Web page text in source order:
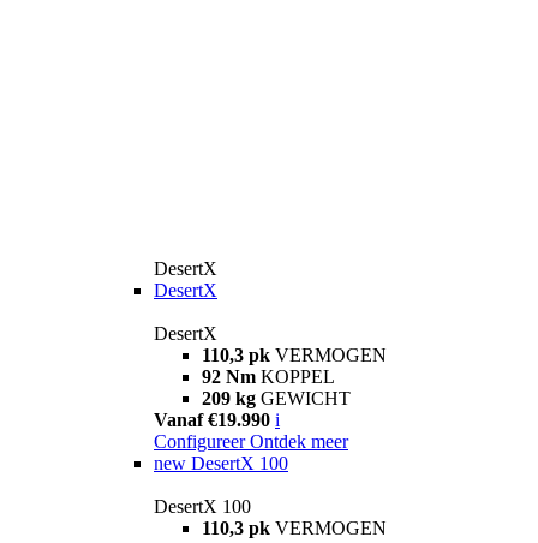
DesertX
DesertX
DesertX
110,3 pk VERMOGEN
92 Nm KOPPEL
209 kg GEWICHT
Vanaf €19.990 i
Configureer Ontdek meer
new DesertX 100
DesertX 100
110,3 pk VERMOGEN